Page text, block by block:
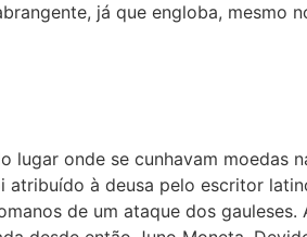
já que engloba,
lugar onde se cunhavam
atribuído à deusa pelo escritor
de um ataque dos gauleses.